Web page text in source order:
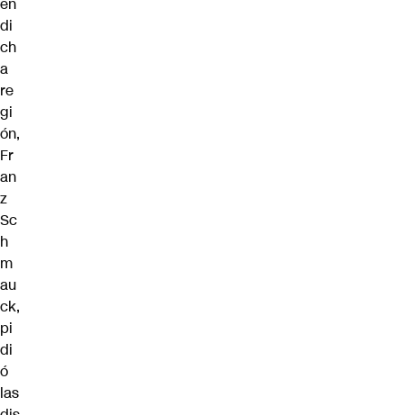
en
di
ch
a
re
gi
ón,
Fr
an
z
Sc
h
m
au
ck,
pi
di
ó
las